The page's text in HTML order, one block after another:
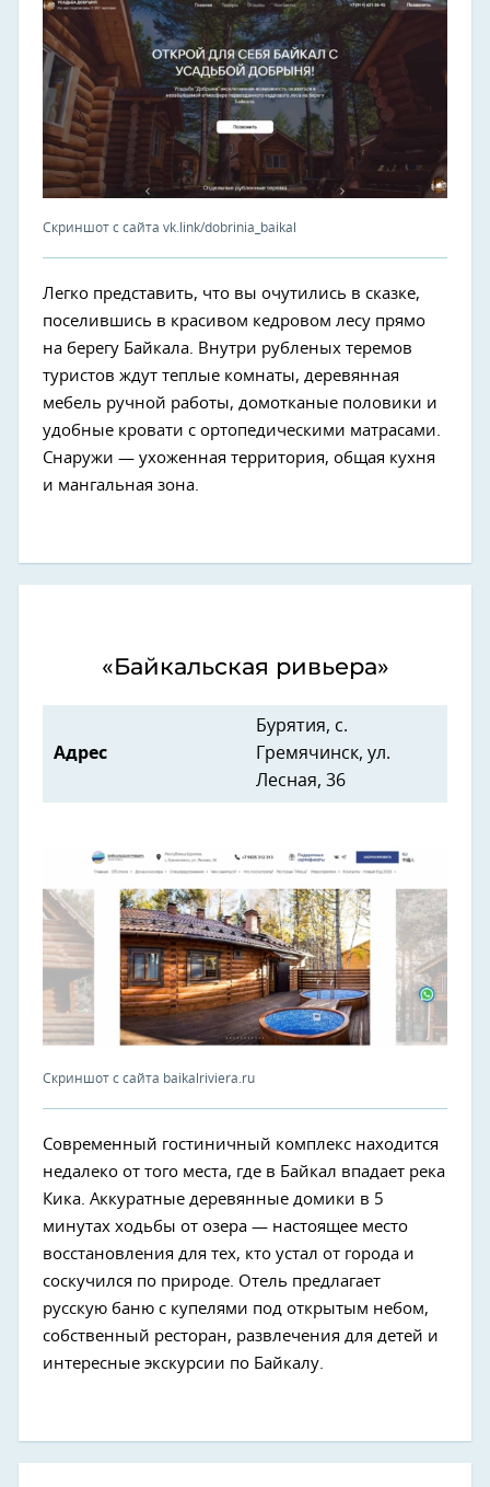
Скриншот с сайта vk.link/dobrinia_baikal
Легко представить, что вы очутились в сказке,
поселившись в красивом кедровом лесу прямо
на берегу Байкала. Внутри рубленых теремов
туристов ждут теплые комнаты, деревянная
мебель ручной работы, домотканые половики и
удобные кровати с ортопедическими матрасами.
Снаружи — ухоженная территория, общая кухня
и мангальная зона.
«Байкальская ривьера»
Адрес
Бурятия, с.
Гремячинск, ул.
Лесная, 36
Скриншот с сайта baikalriviera.ru
Современный гостиничный комплекс находится
недалеко от того места, где в Байкал впадает река
Кика. Аккуратные деревянные домики в 5
минутах ходьбы от озера — настоящее место
восстановления для тех, кто устал от города и
соскучился по природе. Отель предлагает
русскую баню с купелями под открытым небом,
собственный ресторан, развлечения для детей и
интересные экскурсии по Байкалу.